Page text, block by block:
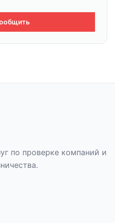
по проверке компаний и